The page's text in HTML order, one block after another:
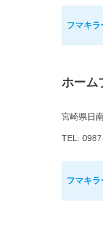
フマキ
ホーム
宮崎県日
TEL:
フマキ